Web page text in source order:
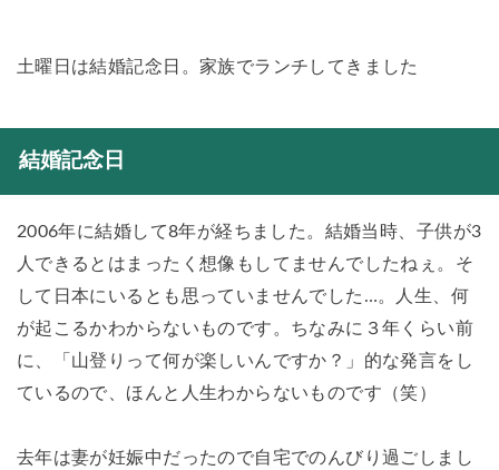
土曜日は結婚記念日。家族でランチしてきました
結婚記念日
2006年に結婚して8年が経ちました。結婚当時、子供が3
人できるとはまったく想像もしてませんでしたねぇ。そ
して日本にいるとも思っていませんでした…。人生、何
が起こるかわからないものです。ちなみに３年くらい前
に、「山登りって何が楽しいんですか？」的な発言をし
ているので、ほんと人生わからないものです（笑）
去年は妻が妊娠中だったので自宅でのんびり過ごしまし